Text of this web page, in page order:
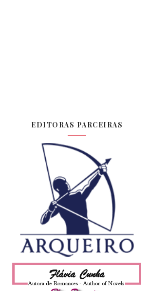
EDITORAS PARCEIRAS